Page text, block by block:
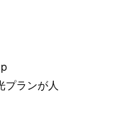
プランが人